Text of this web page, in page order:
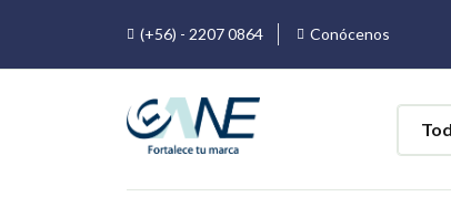
(+56) - 2207 0864 Conócenos